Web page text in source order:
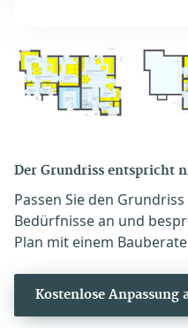
Der Grundriss entspricht
Passen Sie den
Bedürfnisse an und
Plan mit einem
Kostenlose Anpassung